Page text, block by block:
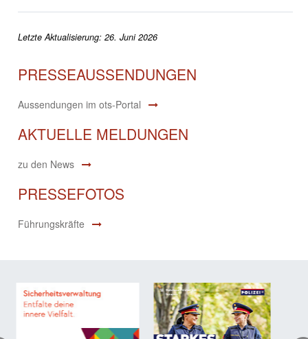
Letzte Aktualisierung: 26. Juni 2026
PRESSEAUSSENDUNGEN
Aussendungen im ots-Portal
AKTUELLE MELDUNGEN
zu den News
PRESSEFOTOS
Führungskräfte